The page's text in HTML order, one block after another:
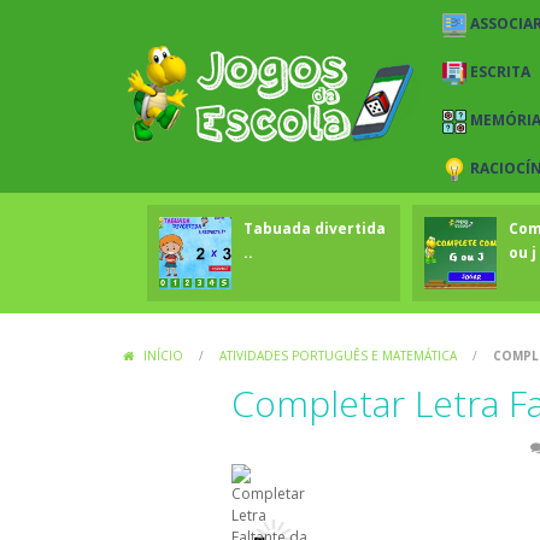
ESCRITA
MEMÓRIA
Tabuada divertida
..
ou j
INÍCIO / ATIVIDADES PORTUGUÊS E MATEMÁTICA /
Completar Letra